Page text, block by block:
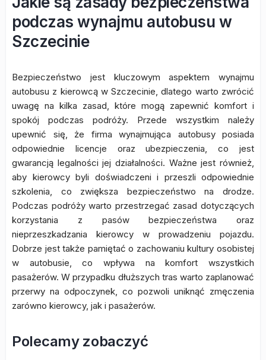
podczas wynajmu autobusu w
Szczecinie
Bezpieczeństwo jest kluczowym aspektem wynajmu
autobusu z kierowcą w Szczecinie, dlatego warto zwrócić
uwagę na kilka zasad, które mogą zapewnić komfort i
spokój podczas podróży. Przede wszystkim należy
upewnić się, że firma wynajmująca autobusy posiada
odpowiednie licencje oraz ubezpieczenia, co jest
gwarancją legalności jej działalności. Ważne jest również,
aby kierowcy byli doświadczeni i przeszli odpowiednie
szkolenia, co zwiększa bezpieczeństwo na drodze.
Podczas podróży warto przestrzegać zasad dotyczących
korzystania z pasów bezpieczeństwa oraz
nieprzeszkadzania kierowcy w prowadzeniu pojazdu.
Dobrze jest także pamiętać o zachowaniu kultury osobistej
w autobusie, co wpływa na komfort wszystkich
pasażerów. W przypadku dłuższych tras warto zaplanować
przerwy na odpoczynek, co pozwoli uniknąć zmęczenia
zarówno kierowcy, jak i pasażerów.
Polecamy zobaczyć